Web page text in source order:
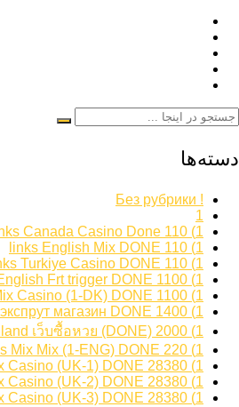
دسته‌ها
! Без рубрики
1
1) 110 links Canada Casino Done
1) 110 links English Mix DONE
1) 110 links Turkiye Casino DONE
1) 1100 links English Frt trigger DONE
1) 1100 links Mix Casino (1-DK) DONE
1) 1400 links russia блэкспрут магазин DONE
1) 2000 links Thailand เว็บซื้อหวย (DONE)
1) 220 links Mix Mix (1-ENG) DONE
1) 28380 links Mix Casino (UK-1) DONE
1) 28380 links Mix Casino (UK-2) DONE
1) 28380 links Mix Casino (UK-3) DONE